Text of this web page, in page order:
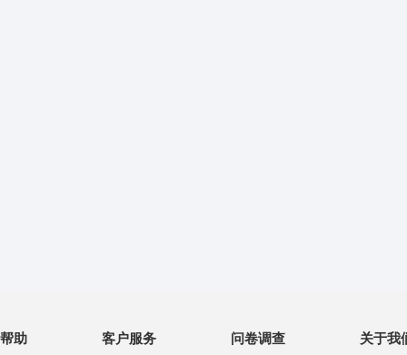
帮助 客户服务 问卷调查 关于我